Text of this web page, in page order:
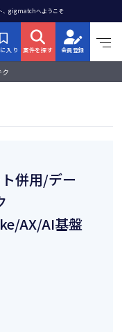
、gigmatchへようこそ
入り 案件を探す 会員登録
ク
ト併用/デー
AX/AI基盤